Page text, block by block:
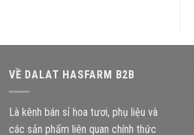
VỀ DALAT HASFARM B2B
Là kênh bán sỉ hoa tươi, phụ liệu và
các sản phẩm liên quan chính thức